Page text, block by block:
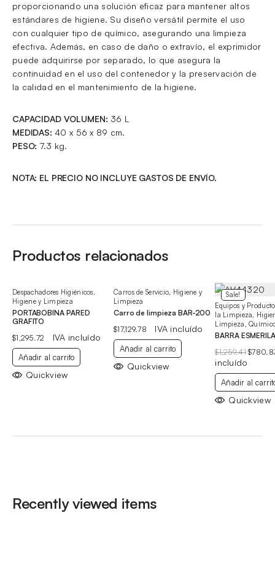
proporcionando una solución eficaz para mantener altos
estándares de higiene. Su diseño versátil permite el uso
con cualquier tipo de químico, asegurando una limpieza
efectiva. Además, en caso de daño o extravío, el exprimidor
puede adquirirse por separado, lo que asegura la
continuidad en el uso del contenedor y la preservación de
la calidad en el mantenimiento de la higiene.
CAPACIDAD VOLUMEN: 36 L
MEDIDAS: 40 x 56 x 89 cm.
PESO: 7.3 kg.
NOTA: EL PRECIO NO INCLUYE GASTOS DE ENVÍO.
Productos relacionados
Despachadores Higiénicos,
Higiene y Limpieza
PORTABOBINA PARED
GRAFITO
$1,295.72 IVA incluído
Añadir al carrito
Quickview
Carros de Servicio, Higiene y
Limpieza
Carro de limpieza BAR-200
$17,129.78 IVA incluído
Añadir al carrito
Quickview
Sale!
Equipos y
la Limpieza,
Limpieza,
BARRA
$1,259.41 El
era:
$
incluído
Añadir al
Quickview
Recently viewed items